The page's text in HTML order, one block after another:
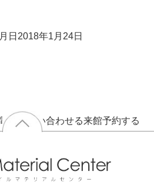
日 2018年1月24日
電話で問い合わせる来館予約する